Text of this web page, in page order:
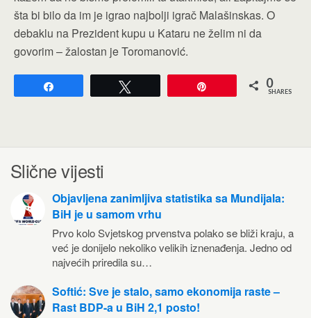
šta bi bilo da im je igrao najbolji igrač Malašinskas. O
debaklu na Prezident kupu u Kataru ne želim ni da
govorim – žalostan je Toromanović.
0
SHARES
Slične vijesti
Objavljena zanimljiva statistika sa Mundijala:
BiH je u samom vrhu
Prvo kolo Svjetskog prvenstva polako se bliži kraju, a
već je donijelo nekoliko velikih iznenađenja. Jedno od
najvećih priredila su…
Softić: Sve je stalo, samo ekonomija raste –
Rast BDP-a u BiH 2,1 posto!